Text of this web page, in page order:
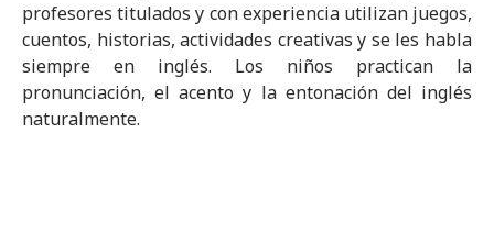
profesores titulados y con experiencia utilizan juegos,
cuentos, historias, actividades creativas y se les habla
siempre en inglés. Los niños practican la
pronunciación, el acento y la entonación del inglés
naturalmente.